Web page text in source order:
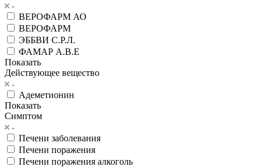
ВЕРОФАРМ АО
ВЕРОФАРМ
ЭББВИ С.Р.Л.
ФАМАР А.В.Е
Показать
Действующее вещество
Адеметионин
Показать
Симптом
Печени заболевания
Печени поражения
Печени поражения алкоголь